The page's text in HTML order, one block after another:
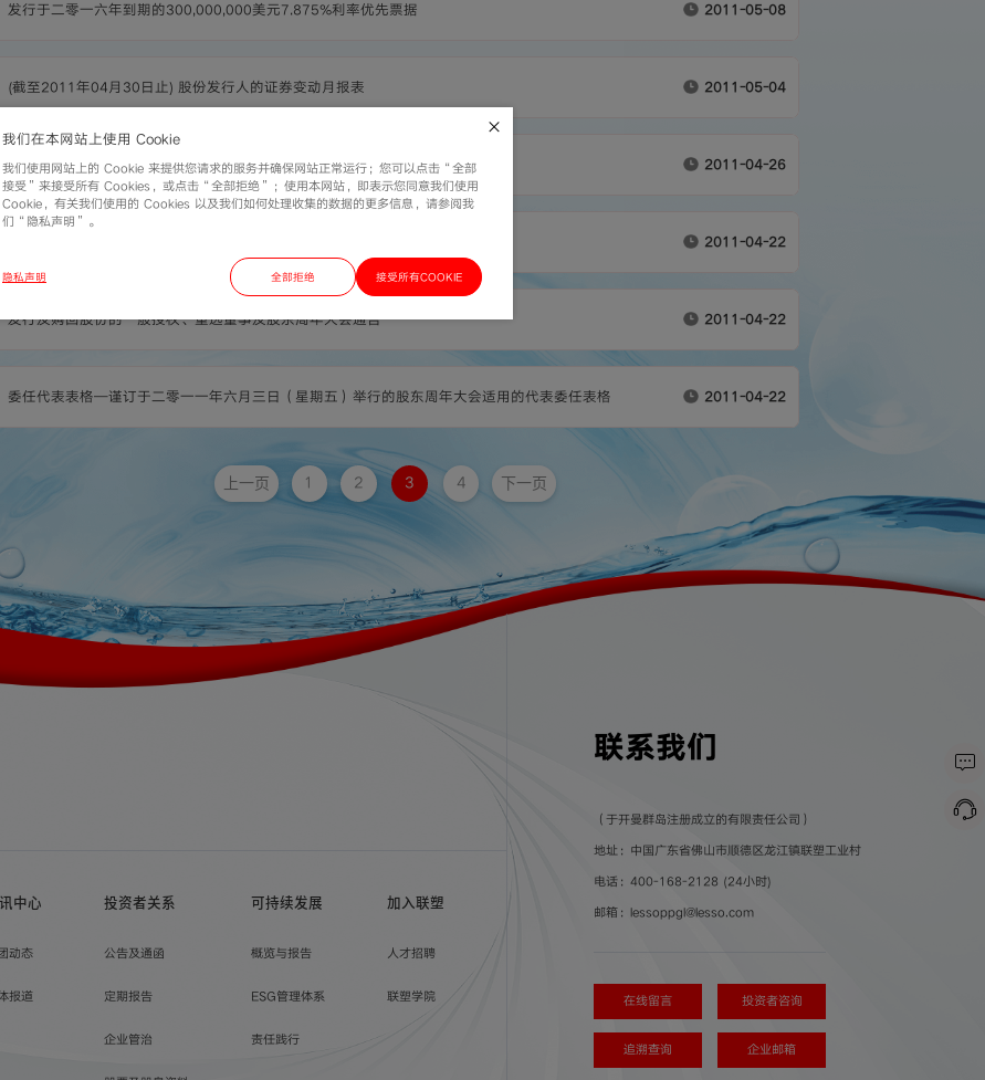
发行于二零一六年到期的300,000,000美元7.875%利率优先票据 2011-05-08
(截至2011年04月30日止) 股份发行人的证券变动月报表 2011-05-04
建议发行优先票据 2011-04-26
2011-04-22
发行及购回股份的一般授权、重选董事及股东周年大会通告 2011-04-22
委任代表表格—谨订于二零一一年六月三日（星期五）举行的股东周年大会适用的代表委任表格 2011-04-22
上一页 1 2 3 4 下一页
中心
动态
报道
投资者关系
公告及通函
定期报告
企业管治
可持续发展
概览与报告
ESG管理体系
责任践行
加入联塑
人才招聘
联塑学院
联系我们
（于开曼群岛注册成立的有限责任公司）
地址：中国广东省佛山市顺德区龙江镇联塑工业村
电话：400-168-2128 (24小时)
邮箱：lessoppgl@lesso.com
在线留言 投资者咨询
追溯查询 企业邮箱
我们在本网站上使用 Cookie
我们使用网站上的 Cookie 来提供您请求的服务并确保网站正常运行；您可以点击“全部
接受”来接受所有 Cookies，或点击“全部拒绝”；使用本网站，即表示您同意我们使用
Cookie，有关我们使用的 Cookies 以及我们如何处理收集的数据的更多信息，请参阅我
们“隐私声明”。
隐私声明 全部拒绝 接受所有COOKIE